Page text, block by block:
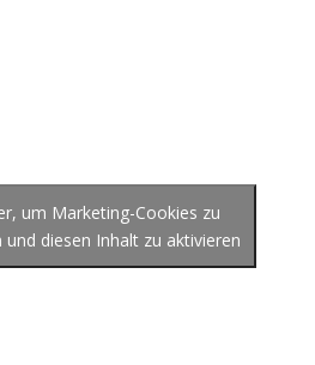
um Marketing-Cookies zu
und diesen Inhalt zu aktivieren